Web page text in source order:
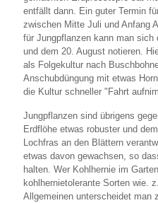
entfällt dann. Ein guter Termin
zwischen Mitte Juli und Anfang
für Jungpflanzen kann man sich
und dem 20. August notieren.
als Folgekultur nach
Anschubdüngung mit etwas
die Kultur schneller "Fahrt
Jungpflanzen sind übrigens
Erdflöhe etwas robuster und
Lochfras an den Blättern
etwas davon gewachsen, so
halten. Wer Kohlhernie im
kohlhernietolerante Sorten wie.
Allgemeinen unterscheidet man